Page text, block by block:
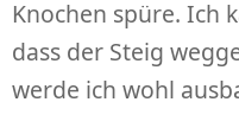
Knochen spüre. Ich
dass der Steig
werde ich wohl